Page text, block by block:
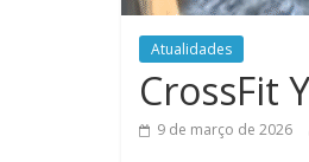
Atualidades
CrossFit
9 de março de 2026